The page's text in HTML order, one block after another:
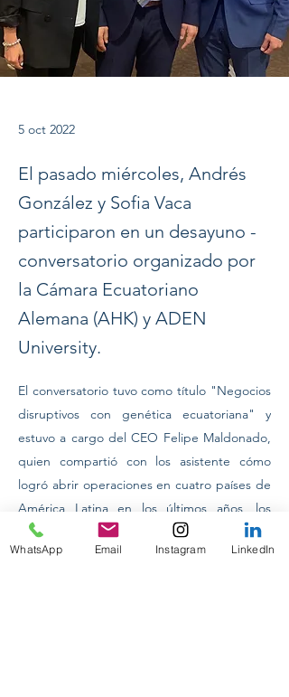
5 oct 2022
El pasado miércoles, Andrés
González y Sofia Vaca
participaron en un desayuno -
conversatorio organizado por
la Cámara Ecuatoriano
Alemana (AHK) y ADEN
University.
El conversatorio tuvo como título "Negocios
disruptivos con genética ecuatoriana" y
estuvo a cargo del CEO Felipe Maldonado,
quien compartió con los asistente cómo
logró abrir operaciones en cuatro países de
América Latina en los últimos años, los
mismos que han estado marcado por la
innovación y la digitalización de los negocios
WhatsApp Email Instagram LinkedIn